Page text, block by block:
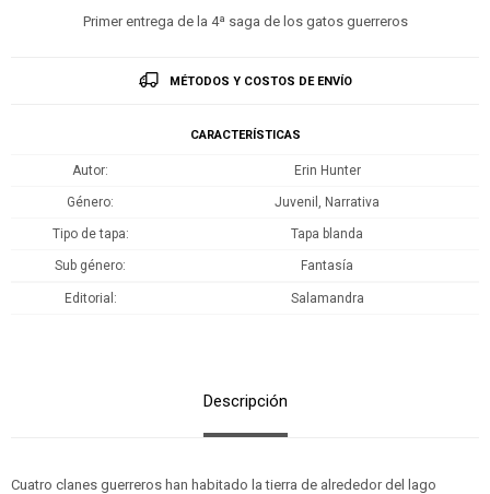
Primer entrega de la 4ª saga de los gatos guerreros
MÉTODOS Y COSTOS DE ENVÍO
CARACTERÍSTICAS
Autor Erin Hunter
Género Juvenil, Narrativa
Tipo de tapa Tapa blanda
Sub género Fantasía
Editorial Salamandra
Descripción
Cuatro clanes guerreros han habitado la tierra de alrededor del lago